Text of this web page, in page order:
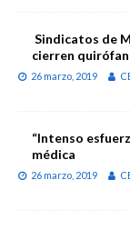
Sindicatos de
cierren
26 marzo, 2019
“Intenso
médica
26 marzo, 2019